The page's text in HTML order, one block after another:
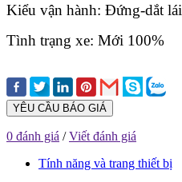
Kiểu vận hành: Đứng-dắt lái
Tình trạng xe: Mới 100%
YÊU CẦU BÁO GIÁ
0 đánh giá /Viết đánh giá
Tính năng và trang thiết bị